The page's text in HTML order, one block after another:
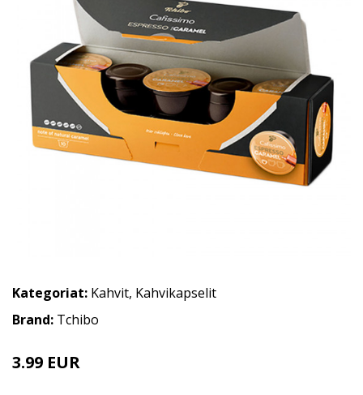
Kategoriat: Kahvit, Kahvikapselit
Brand: Tchibo
3.99 EUR